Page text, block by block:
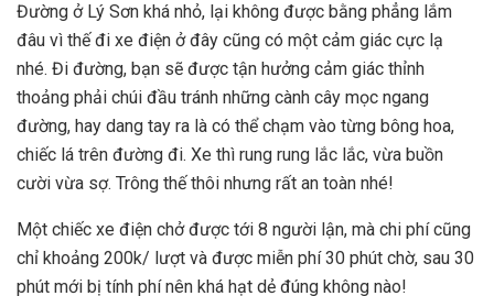
Đường ở Lý Sơn khá nhỏ, lại không được bằng phẳng lắm
đâu vì thế đi xe điện ở đây cũng có một cảm giác cực lạ
nhé. Đi đường, bạn sẽ được tận hưởng cảm giác thỉnh
thoảng phải chúi đầu tránh những cành cây mọc ngang
đường, hay dang tay ra là có thể chạm vào từng bông hoa,
chiếc lá trên đường đi. Xe thì rung rung lắc lắc, vừa buồn
cười vừa sợ. Trông thế thôi nhưng rất an toàn nhé!
Một chiếc xe điện chở được tới 8 người lận, mà chi phí cũng
chỉ khoảng 200k/ lượt và được miễn phí 30 phút chờ, sau 30
phút mới bị tính phí nên khá hạt dẻ đúng không nào!